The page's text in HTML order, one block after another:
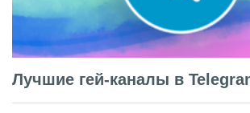
Лучшие гей-каналы в